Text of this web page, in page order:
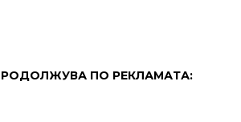
ПО РЕКЛАМАТА: